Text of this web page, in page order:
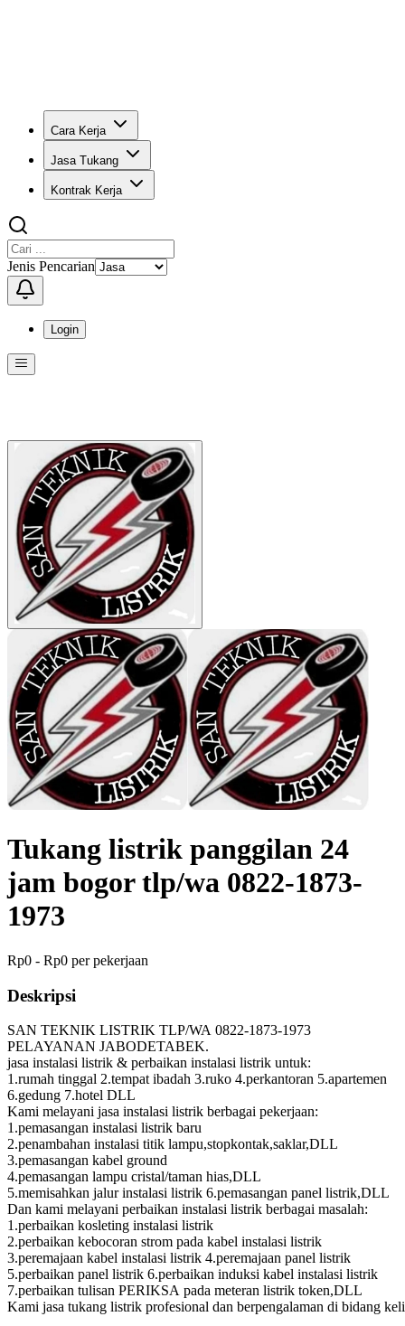
Cara Kerja
Jasa Tukang
Kontrak Kerja
Jenis Pencarian
Login
Menu ini berisi navigasi untuk mengakses fitur-fitur di KangPro
Tukang listrik panggilan 24
jam bogor tlp/wa 0822-1873-
1973
Rp0 - Rp0 per pekerjaan
Deskripsi
SAN TEKNIK LISTRIK TLP/WA 0822-1873-1973
PELAYANAN JABODETABEK.
jasa instalasi listrik & perbaikan instalasi listrik untuk:
1.rumah tinggal 2.tempat ibadah 3.ruko 4.perkantoran 5.apartemen
6.gedung 7.hotel DLL
Kami melayani jasa instalasi listrik berbagai pekerjaan:
1.pemasangan instalasi listrik baru
2.penambahan instalasi titik lampu,stopkontak,saklar,DLL
3.pemasangan kabel ground
4.pemasangan lampu cristal/taman hias,DLL
5.memisahkan jalur instalasi listrik 6.pemasangan panel listrik,DLL
Dan kami melayani perbaikan instalasi listrik berbagai masalah:
1.perbaikan kosleting instalasi listrik
2.perbaikan kebocoran strom pada kabel instalasi listrik
3.peremajaan kabel instalasi listrik 4.peremajaan panel listrik
5.perbaikan panel listrik 6.perbaikan induksi kabel instalasi listrik
7.perbaikan tulisan PERIKSA pada meteran listrik token,DLL
Kami jasa tukang listrik profesional dan berpengalaman di bidang